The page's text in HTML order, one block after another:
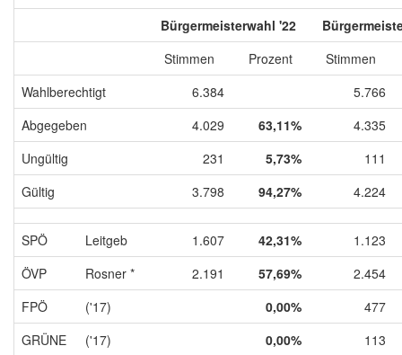
Bürgermeisterwahl '22
Stimmen
Prozent
Stimmen
Wahlberechtigt
6.384
5.766
Abgegeben
4.029 63,11%
4.335
Ungültig
231 5,73%
111
Gültig
3.798 94,27% 4.224
SPÖ Leitgeb 1.607 42,31%
1.123
ÖVP
Rosner * 2.191 57,69%
2.454
FPÖ
('17) 0,00%
477
GRÜNE
('17) 0,00% 113